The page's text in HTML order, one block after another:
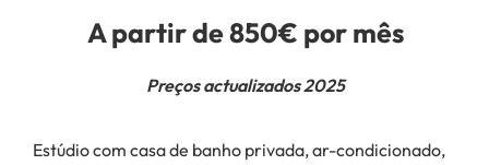
A partir de 850€ por mês
Preços actualizados 2025
Estúdio com casa de banho privada, ar-condicionado,